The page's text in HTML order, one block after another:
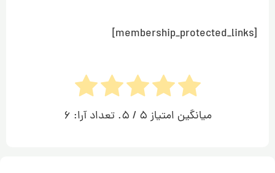
[membership_protected_links]
میانگین امتیاز 5 / 5. تعداد آرا: 6